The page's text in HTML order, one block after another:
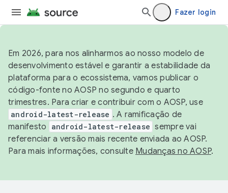
Fazer login
Em 2026, para nos alinharmos ao nosso modelo de
desenvolvimento estável e garantir a estabilidade da
plataforma para o ecossistema, vamos publicar o
código-fonte no AOSP no segundo e quarto
trimestres. Para criar e contribuir com o AOSP, use
android-latest-release . A ramificação de
manifesto
android-latest-release sempre vai
referenciar a versão mais recente enviada ao AOSP.
Para mais informações, consulte Mudanças no AOSP.